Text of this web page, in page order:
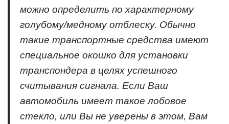
можно определить по характерному
голубому/медному отблеску. Обычно
такие транспортные средства имеют
специальное окошко для установки
транспондера в целях успешного
считывания сигнала. Если Ваш
автомобиль имеет такое лобовое
стекло, или Вы не уверены в этом, Вам